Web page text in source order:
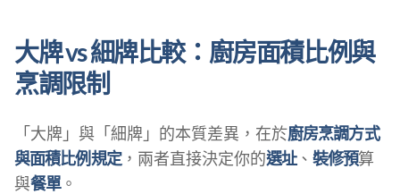
大牌 vs 細牌比較：廚房面積比例與
烹調限制
「大牌」與「細牌」的本質差異，在於廚房烹調方式
與面積比例規定，兩者直接決定你的選址、 裝修預算
與餐單。